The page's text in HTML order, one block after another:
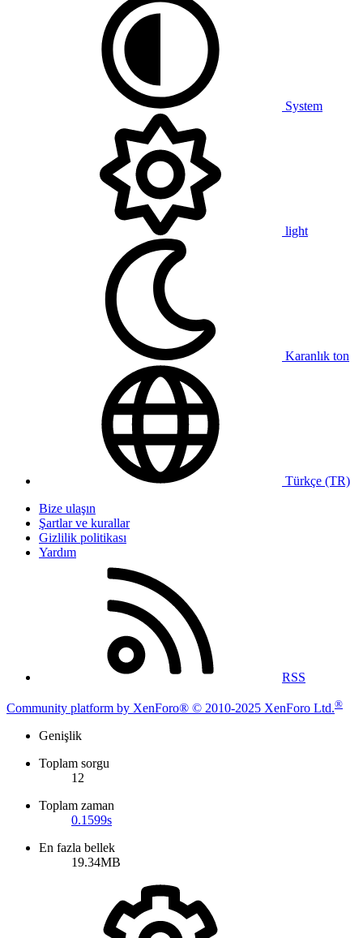
System
light
Karanlık ton
Türkçe (TR)
Bize ulaşın
Şartlar ve kurallar
Gizlilik politikası
Yardım
RSS
Community platform by XenForo® © 2010-2025 XenForo Ltd.®
Genişlik
Toplam sorgu
12
Toplam zaman
0.1599s
En fazla bellek
19.34MB